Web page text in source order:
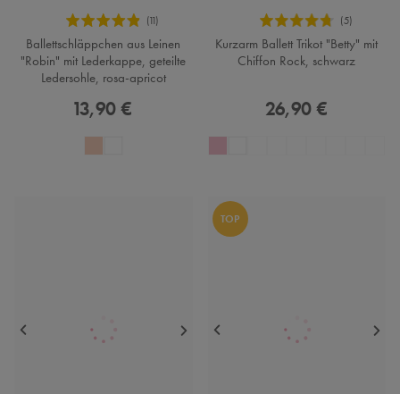
Ballettschläppchen aus Leinen
"Robin" mit Lederkappe, geteilte
Ledersohle, rosa-apricot
13,90 €
Kurzarm Ballett Trikot "Betty" mit
Chiffon Rock, schwarz
26,90 €
TOP